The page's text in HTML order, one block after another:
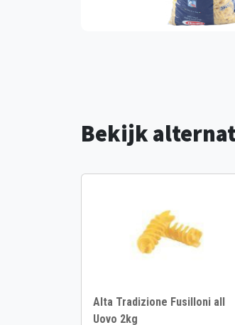
Bekijk
Alta Tradizione Fusilloni all
Uovo 2kg